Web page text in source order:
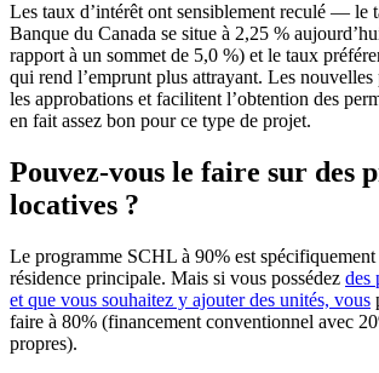
Les taux d’intérêt ont sensiblement reculé — le
Banque du Canada se situe à 2,25 %
rapport à un sommet de 5,0 %) et le taux
qui rend l’emprunt plus attrayant. Les
les approbations et facilitent l’obtention des
en fait assez bon pour ce type de projet.
Pouvez-vous le faire sur des
locatives ?
Le programme SCHL à 90% est spécifiquement
résidence principale. Mais si vous possédez des
et que vous souhaitez y ajouter des unités, vous
faire à 80% (financement conventionnel avec
propres).